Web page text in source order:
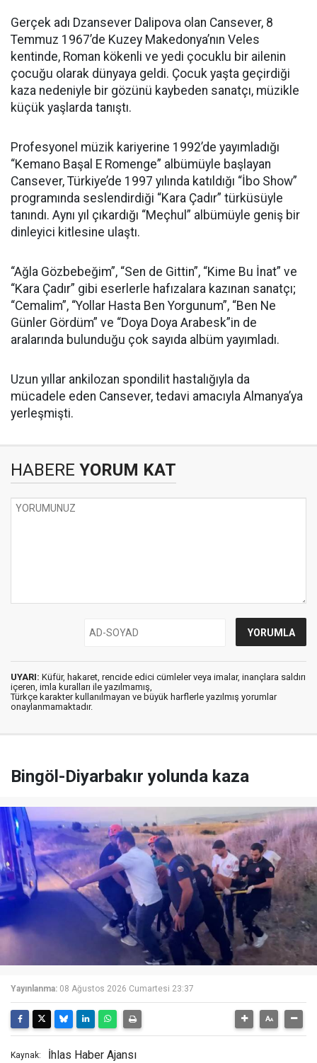
Gerçek adı Dzansever Dalipova olan Cansever, 8
Temmuz 1967’de Kuzey Makedonya’nın Veles
kentinde, Roman kökenli ve yedi çocuklu bir ailenin
çocuğu olarak dünyaya geldi. Çocuk yaşta geçirdiği
kaza nedeniyle bir gözünü kaybeden sanatçı, müzikle
küçük yaşlarda tanıştı.
Profesyonel müzik kariyerine 1992’de yayımladığı
“Kemano Başal E Romenge” albümüyle başlayan
Cansever, Türkiye’de 1997 yılında katıldığı “İbo Show”
programında seslendirdiği “Kara Çadır” türküsüyle
tanındı. Aynı yıl çıkardığı “Meçhul” albümüyle geniş bir
dinleyici kitlesine ulaştı.
“Ağla Gözbebeğim”, “Sen de Gittin”, “Kime Bu İnat” ve
“Kara Çadır” gibi eserlerle hafızalara kazınan sanatçı;
“Cemalim”, “Yollar Hasta Ben Yorgunum”, “Ben Ne
Günler Gördüm” ve “Doya Doya Arabesk”in de
aralarında bulunduğu çok sayıda albüm yayımladı.
Uzun yıllar ankilozan spondilit hastalığıyla da
mücadele eden Cansever, tedavi amacıyla Almanya’ya
yerleşmişti.
HABERE YORUM KAT
UYARI: Küfür, hakaret, rencide edici cümleler veya imalar, inançlara saldırı
içeren, imla kuralları ile yazılmamış,
Türkçe karakter kullanılmayan ve büyük harflerle yazılmış yorumlar
onaylanmamaktadır.
Bingöl-Diyarbakır yolunda kaza
Yayınlanma: 08 Ağustos 2026 Cumartesi 23:37
Kaynak: İhlas Haber Ajansı